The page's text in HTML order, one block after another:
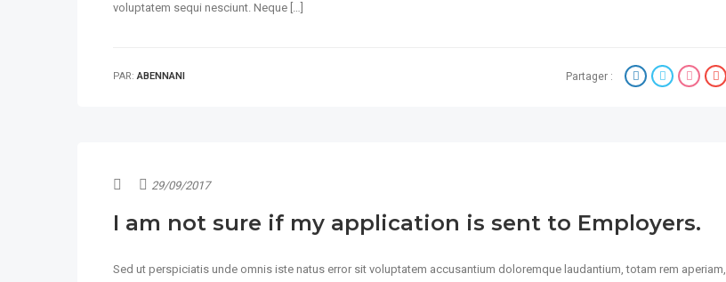
voluptatem sequi nesciunt. Neque […]
PAR:ABENNANI Partager :
29/09/2017
I am not sure if my application is sent to Employers.
Sed ut perspiciatis unde omnis iste natus error sit voluptatem accusantium doloremque laudantium, totam rem aperiam,